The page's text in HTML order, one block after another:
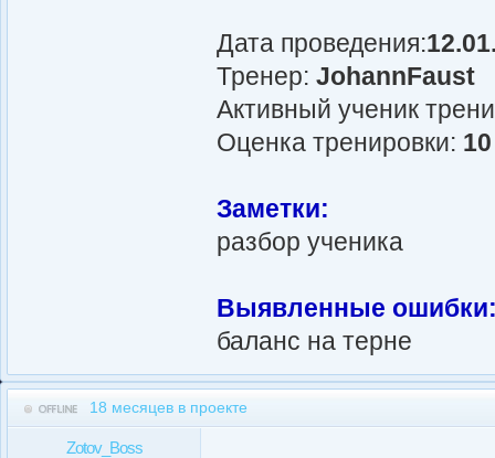
Дата проведения:
Тренер: JohannFaust
Активный ученик
Оценка тренировки:
Заметки:
разбор ученика
Выявленные
баланс на терне
18 месяцев в проекте
Zotov_Boss